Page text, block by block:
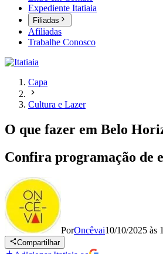
Expediente Itatiaia
Filiadas
Afiliadas
Trabalhe Conosco
Capa
Cultura e Lazer
O que fazer em Belo
Confira programação de
PorOncêvai10/10/2025 às
Compartilhar